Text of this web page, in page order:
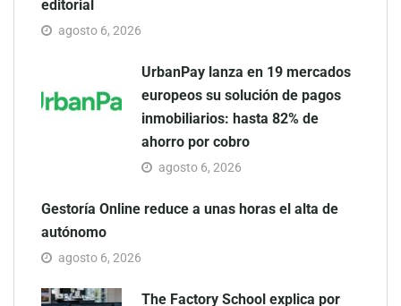
editorial
agosto 6, 2026
UrbanPay lanza en 19 mercados
europeos su solución de pagos
inmobiliarios: hasta 82% de
ahorro por cobro
agosto 6, 2026
Gestoría Online reduce a unas horas el alta de
autónomo
agosto 6, 2026
The Factory School explica por